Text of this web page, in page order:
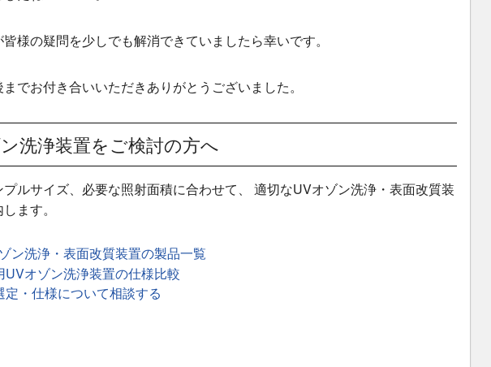
様の疑問を少しでも解消できていましたら幸いです。
でお付き合いいただきありがとうございました。
洗浄装置をご検討の方へ
プルサイズ、必要な照射面積に合わせて、 適切なUVオゾン洗浄・表面改質装
ます。
ン洗浄・表面改質装置の製品一覧
UVオゾン洗浄装置の仕様比較
定・仕様について相談する